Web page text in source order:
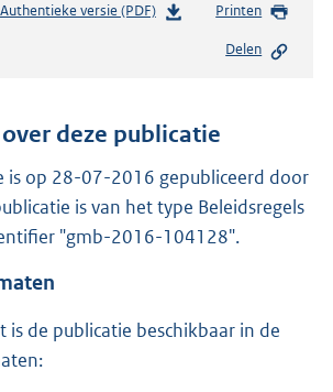
Authentieke versie (PDF)b
n
s
r
o
e
Printen
Delen
deze publicatie
is op 28-07-2016 gepubliceerd door
is van het type Beleidsregels
"gmb-2016-104128".
is de publicatie beschikbaar in de